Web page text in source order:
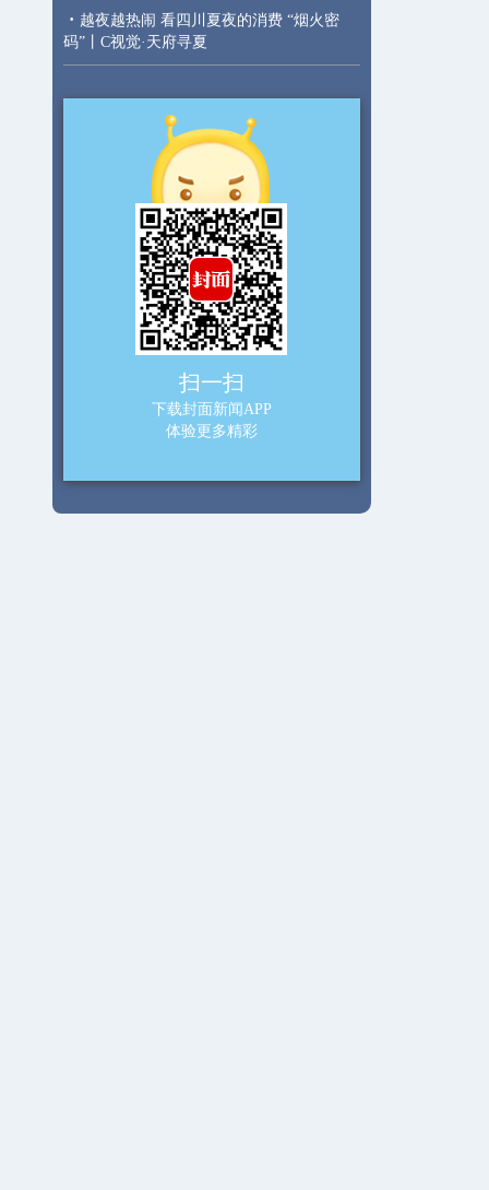
· 越夜越热闹 看四川夏夜的消费 “烟火密
码”丨C视觉·天府寻夏
扫一扫
下载封面新闻APP
体验更多精彩